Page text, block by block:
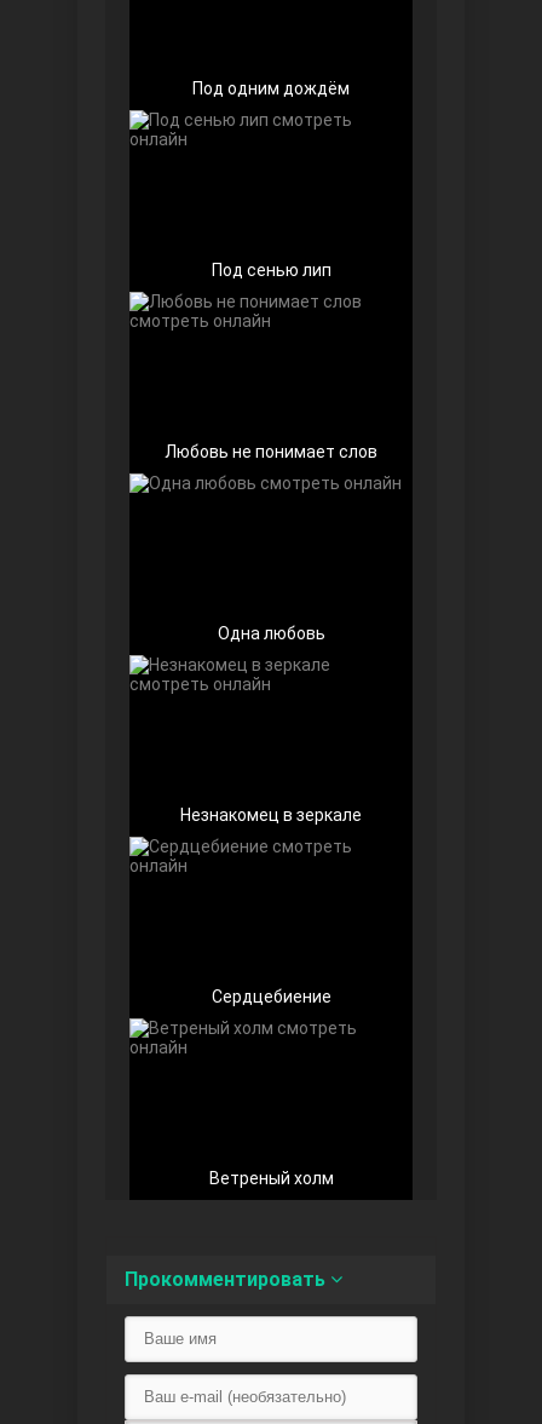
Ранняя пташка
Любовь напоказ
Под одним дождём
Под сенью лип
Любовь не понимает слов
Одна любовь
Незнакомец в зеркале
Сердцебиение
Ветреный холм
Прокомментировать